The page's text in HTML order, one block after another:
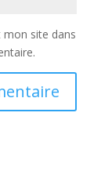
site dans